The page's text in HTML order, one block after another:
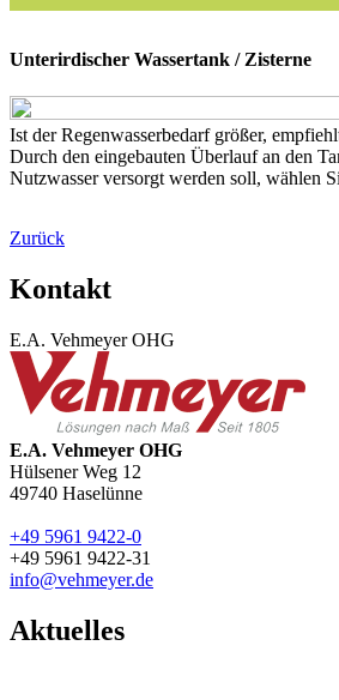
Unterirdischer Wassertank / Zisterne
Ist der Regenwasserbedarf größer,
Durch den eingebauten Überlauf an den
Nutzwasser versorgt werden soll, wählen
Zurück
Kontakt
E.A. Vehmeyer OHG
E.A. Vehmeyer OHG
Hülsener Weg 12
49740 Haselünne
+49 5961 9422-0
+49 5961 9422-31
info@vehmeyer.de
Aktuelles